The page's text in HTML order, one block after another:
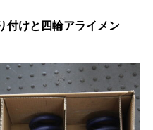
付けと四輪アライメン